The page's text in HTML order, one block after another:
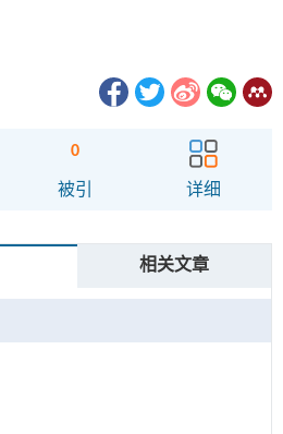
0
被引 详细
相关文章